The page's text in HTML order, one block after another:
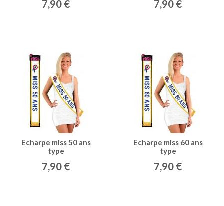
7,90 € 7,90 €
Echarpe miss 50 ans
type
7,90 €
Echarpe miss 60 ans
type
7,90 €